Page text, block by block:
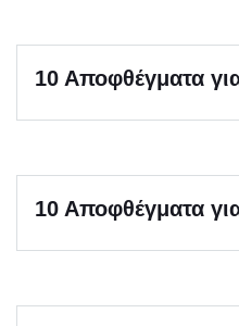
10 Αποφθέγματα
10 Αποφθέγματα